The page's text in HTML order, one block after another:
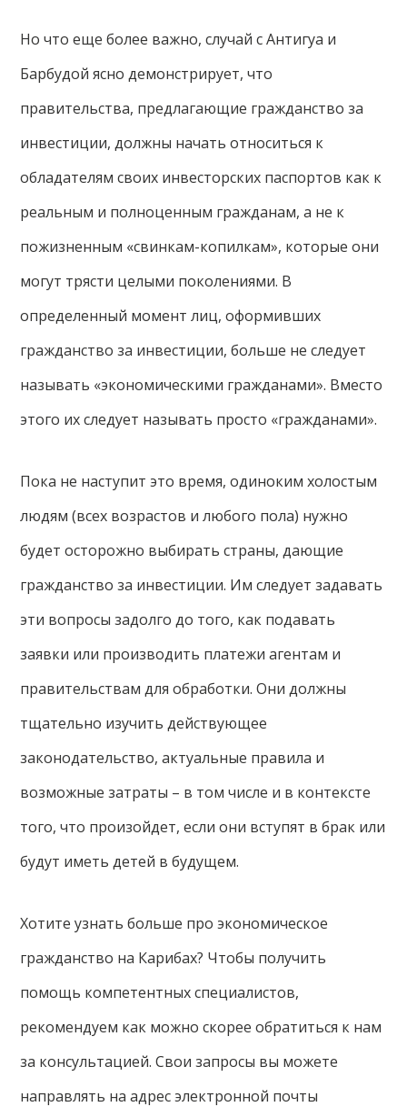
Но что еще более важно, случай с Антигуа и
Барбудой ясно демонстрирует, что
правительства, предлагающие гражданство за
инвестиции, должны начать относиться к
обладателям своих инвесторских паспортов как к
реальным и полноценным гражданам, а не к
пожизненным «свинкам-копилкам», которые они
могут трясти целыми поколениями. В
определенный момент лиц, оформивших
гражданство за инвестиции, больше не следует
называть «экономическими гражданами». Вместо
этого их следует называть просто «гражданами».
Пока не наступит это время, одиноким холостым
людям (всех возрастов и любого пола) нужно
будет осторожно выбирать страны, дающие
гражданство за инвестиции. Им следует задавать
эти вопросы задолго до того, как подавать
заявки или производить платежи агентам и
правительствам для обработки. Они должны
тщательно изучить действующее
законодательство, актуальные правила и
возможные затраты – в том числе и в контексте
того, что произойдет, если они вступят в брак или
будут иметь детей в будущем.
Хотите узнать больше про экономическое
гражданство на Карибах? Чтобы получить
помощь компетентных специалистов,
рекомендуем как можно скорее обратиться к нам
за консультацией. Свои запросы вы можете
направлять на адрес электронной почты